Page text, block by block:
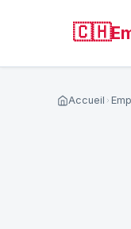
🇨🇭
Accueil